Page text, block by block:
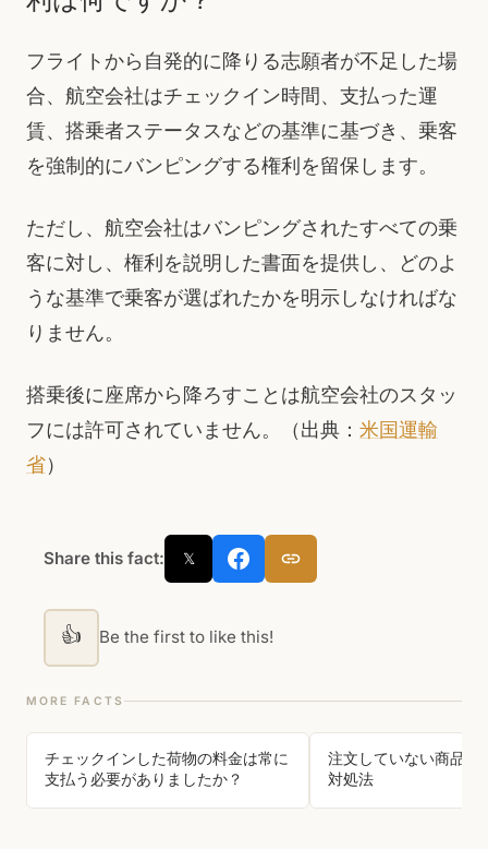
フライトから自発的に降りる志願者が不足した場
合、航空会社はチェックイン時間、支払った運
賃、搭乗者ステータスなどの基準に基づき、乗客
を強制的にバンピングする権利を留保します。
ただし、航空会社はバンピングされたすべての乗
客に対し、権利を説明した書面を提供し、どのよ
うな基準で乗客が選ばれたかを明示しなければな
りません。
搭乗後に座席から降ろすことは航空会社のスタッ
フには許可されていません。（出典： 米国運輸
省）
Share this fact: 𝕏
👍 Be the first to like this!
MORE FACTS
チェックインした荷物の料金は常に
支払う必要がありましたか？
注文していない商品が
対処法